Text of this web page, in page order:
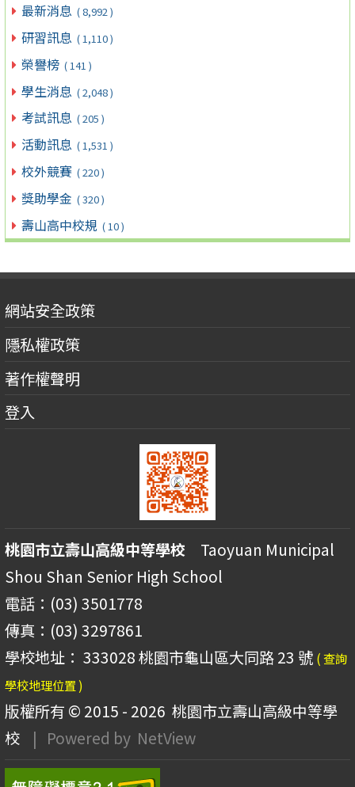
最新消息 ( 8,992 )
研習訊息 ( 1,110 )
榮譽榜 ( 141 )
學生消息 ( 2,048 )
考試訊息 ( 205 )
活動訊息 ( 1,531 )
校外競賽 ( 220 )
獎助學金 ( 320 )
壽山高中校規 ( 10 )
網站安全政策
隱私權政策
著作權聲明
登入
桃園市立壽山高級中等學校 Taoyuan Municipal
Shou Shan Senior High School
電話：(03) 3501778
傳真：(03) 3297861
學校地址： 333028 桃園市龜山區大同路 23 號 ( 查詢
學校地理位置 )
版權所有 © 2015 - 2026 桃園市立壽山高級中等學
校
| Powered by NetView